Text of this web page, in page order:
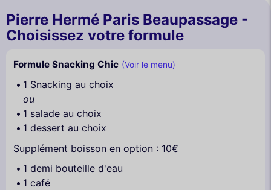
Pierre Hermé Paris Beaupassage -
Choisissez votre formule
Formule Snacking Chic (Voir le menu)
1 Snacking au choix
ou
1 salade au choix
1 dessert au choix
Supplément boisson en option : 10€
1 demi bouteille d'eau
1 café